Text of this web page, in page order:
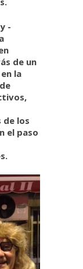
-
de un
la
de los
el paso